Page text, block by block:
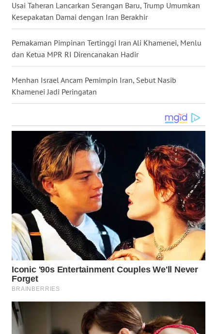
Usai Taheran Lancarkan Serangan Baru, Trump Umumkan
Kesepakatan Damai dengan Iran Berakhir
Pemakaman Pimpinan Tertinggi Iran Ali Khamenei, Menlu
dan Ketua MPR RI Direncanakan Hadir
Menhan Israel Ancam Pemimpin Iran, Sebut Nasib
Khamenei Jadi Peringatan
WN
BALI
WN
KALBAR
KALTENG
WN
KALTARA
WN
KALSEL
WN
KALTIM
SULSEL